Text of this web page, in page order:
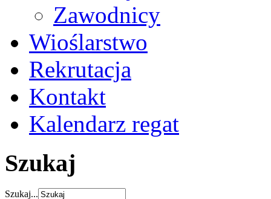
Zawodnicy
Wioślarstwo
Rekrutacja
Kontakt
Kalendarz regat
Szukaj
Szukaj...